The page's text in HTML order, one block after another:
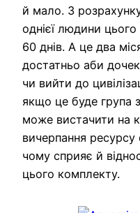
й мало. З
однієї людини
60 днів. А це два
достатньо аби
чи вийти до
якщо це буде група
може вистачити на
вичерпання ресурсу
чому сприяє й
цього комплекту.